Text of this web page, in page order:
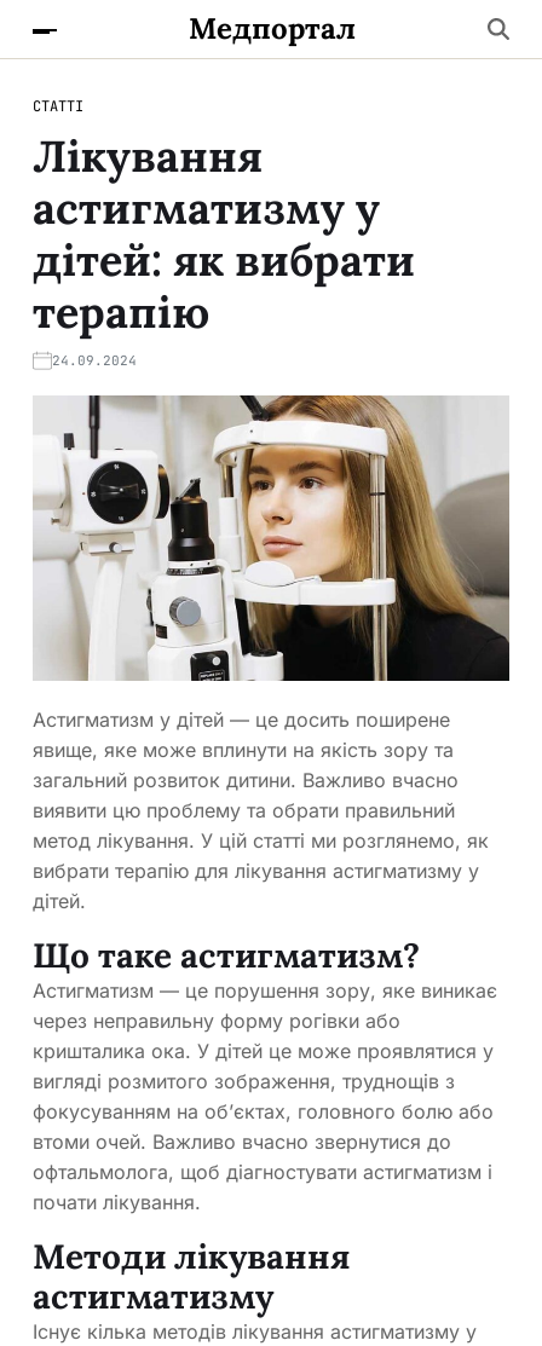
Медпортал
СТАТТІ
Лікування
астигматизму у
дітей: як вибрати
терапію
24.09.2024
Астигматизм у дітей — це досить поширене
явище, яке може вплинути на якість зору та
загальний розвиток дитини. Важливо вчасно
виявити цю проблему та обрати правильний
метод лікування. У цій статті ми розглянемо, як
вибрати терапію для лікування астигматизму у
дітей.
Що таке астигматизм?
Астигматизм — це порушення зору, яке виникає
через неправильну форму рогівки або
кришталика ока. У дітей це може проявлятися у
вигляді розмитого зображення, труднощів з
фокусуванням на об’єктах, головного болю або
втоми очей. Важливо вчасно звернутися до
офтальмолога, щоб діагностувати астигматизм і
почати лікування.
Методи лікування
астигматизму
Існує кілька методів лікування астигматизму у